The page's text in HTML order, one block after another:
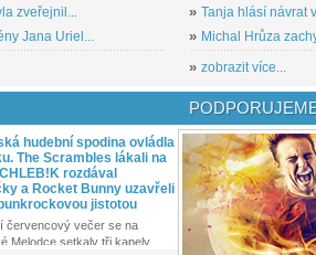
zveřejnil...
Jana Uriel...
» Tanja hlásí návrat
» Michal Hrůza
» zobrazit více...
hudební spodina ovládla
The Scrambles lákali na
rozdával
a Rocket Bunny uzavřeli
jistotou
červencový večer se na
Melodce setkaly tři kapely...